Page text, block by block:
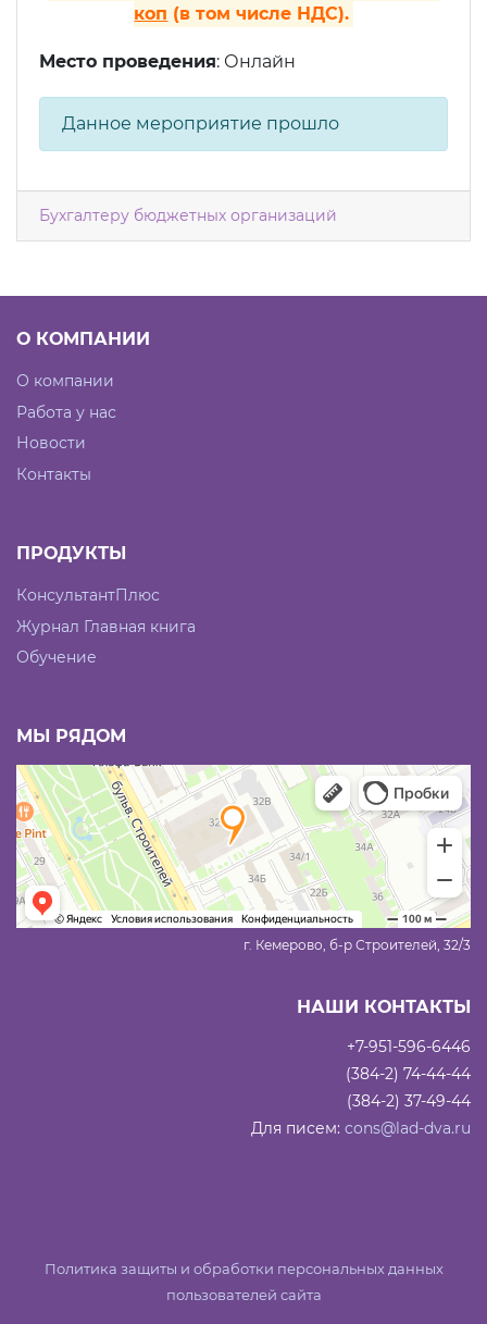
коп (в том числе НДС).
Место проведения: Онлайн
Данное мероприятие прошло
Бухгалтеру бюджетных организаций
О КОМПАНИИ
О компании
Работа у нас
Новости
Контакты
ПРОДУКТЫ
КонсультантПлюс
Журнал Главная книга
Обучение
МЫ РЯДОМ
г. Кемерово, б-р Строителей, 32/3
НАШИ КОНТАКТЫ
+7-951-596-6446
(384-2) 74-44-44
(384-2) 37-49-44
Для писем: cons@lad-dva.ru
Политика защиты и обработки персональных данных
пользователей сайта